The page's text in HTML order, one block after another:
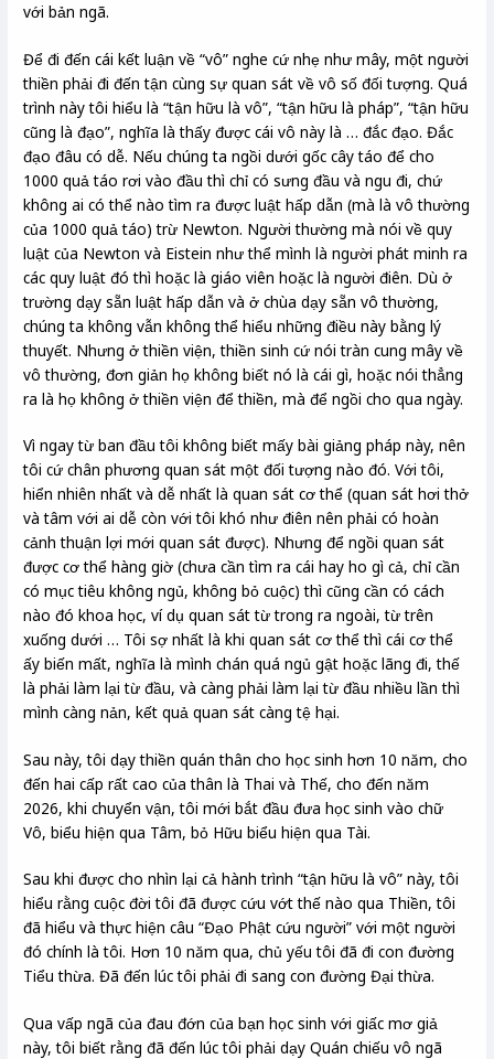
với bản ngã.
Để đi đến cái kết luận về “vô” nghe cứ nhẹ như mây, một người
thiền phải đi đến tận cùng sự quan sát về vô số đối tượng. Quá
trình này tôi hiểu là “tận hữu là vô”, “tận hữu là pháp”, “tận hữu
cũng là đạo”, nghĩa là thấy được cái vô này là … đắc đạo. Đắc
đạo đâu có dễ. Nếu chúng ta ngồi dưới gốc cây táo để cho
1000 quả táo rơi vào đầu thì chỉ có sưng đầu và ngu đi, chứ
không ai có thể nào tìm ra được luật hấp dẫn (mà là vô thường
của 1000 quả táo) trừ Newton. Người thường mà nói về quy
luật của Newton và Eistein như thể mình là người phát minh ra
các quy luật đó thì hoặc là giáo viên hoặc là người điên. Dù ở
trường dạy sẵn luật hấp dẫn và ở chùa dạy sẵn vô thường,
chúng ta không vẫn không thể hiểu những điều này bằng lý
thuyết. Nhưng ở thiền viện, thiền sinh cứ nói tràn cung mây về
vô thường, đơn giản họ không biết nó là cái gì, hoặc nói thẳng
ra là họ không ở thiền viện để thiền, mà để ngồi cho qua ngày.
Vì ngay từ ban đầu tôi không biết mấy bài giảng pháp này, nên
tôi cứ chân phương quan sát một đối tượng nào đó. Với tôi,
hiển nhiên nhất và dễ nhất là quan sát cơ thể (quan sát hơi thở
và tâm với ai dễ còn với tôi khó như điên nên phải có hoàn
cảnh thuận lợi mới quan sát được). Nhưng để ngồi quan sát
được cơ thể hàng giờ (chưa cần tìm ra cái hay ho gì cả, chỉ cần
có mục tiêu không ngủ, không bỏ cuộc) thì cũng cần có cách
nào đó khoa học, ví dụ quan sát từ trong ra ngoài, từ trên
xuống dưới … Tôi sợ nhất là khi quan sát cơ thể thì cái cơ thể
ấy biến mất, nghĩa là mình chán quá ngủ gật hoặc lãng đi, thế
là phải làm lại từ đầu, và càng phải làm lại từ đầu nhiều lần thì
mình càng nản, kết quả quan sát càng tệ hại.
Sau này, tôi dạy thiền quán thân cho học sinh hơn 10 năm, cho
đến hai cấp rất cao của thân là Thai và Thế, cho đến năm
2026, khi chuyển vận, tôi mới bắt đầu đưa học sinh vào chữ
Vô, biểu hiện qua Tâm, bỏ Hữu biểu hiện qua Tài.
Sau khi được cho nhìn lại cả hành trình “tận hữu là vô” này, tôi
hiểu rằng cuộc đời tôi đã được cứu vớt thế nào qua Thiền, tôi
đã hiểu và thực hiện câu “Đạo Phật cứu người” với một người
đó chính là tôi. Hơn 10 năm qua, chủ yếu tôi đã đi con đường
Tiểu thừa. Đã đến lúc tôi phải đi sang con đường Đại thừa.
Qua vấp ngã của đau đớn của bạn học sinh với giấc mơ giả
này, tôi biết rằng đã đến lúc tôi phải dạy Quán chiếu vô ngã